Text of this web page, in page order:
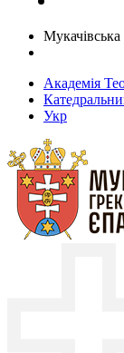
Академія
Укр